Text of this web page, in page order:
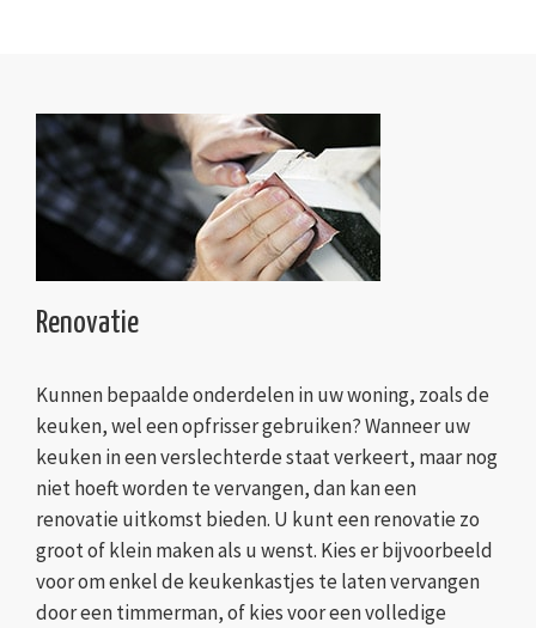
Renovatie
Kunnen bepaalde onderdelen in uw woning, zoals de
keuken, wel een opfrisser gebruiken? Wanneer uw
keuken in een verslechterde staat verkeert, maar nog
niet hoeft worden te vervangen, dan kan een
renovatie uitkomst bieden. U kunt een renovatie zo
groot of klein maken als u wenst. Kies er bijvoorbeeld
voor om enkel de keukenkastjes te laten vervangen
door een timmerman, of kies voor een volledige